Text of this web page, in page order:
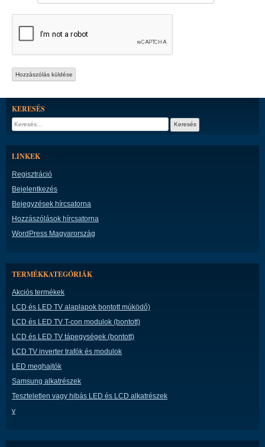
KERESÉS
Keresés:
LINKEK
Regisztráció
Bejelentkezés
Bejegyzések hírcsatorna
Hozzászólások hírcsatorna
WordPress Magyarország
TERMÉKKATEGÓRIÁK
Akciós termékek
LCD és LED TV alaplapok bontott múködő)
LCD és LED TV T-con modulok (bontott)
LCD és LED TV tápegységek (bontott)
LCD TV inverter trafók és modulok
LED meghajtók
Samsung alkatrészek
Teszteletlen vagy hibás LED és LCD alkatrészek
v